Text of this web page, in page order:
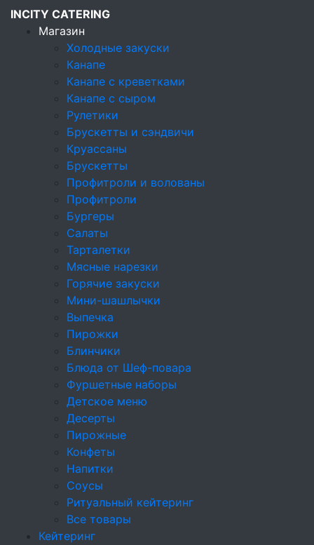
INCITY CATERING
Магазин
Холодные закуски
Канапе
Канапе с креветками
Канапе с сыром
Рулетики
Брускетты и сэндвичи
Круассаны
Брускетты
Профитроли и волованы
Профитроли
Бургеры
Салаты
Тарталетки
Мясные нарезки
Горячие закуски
Мини-шашлычки
Выпечка
Пирожки
Блинчики
Блюда от Шеф-повара
Фуршетные наборы
Детское меню
Десерты
Пирожные
Конфеты
Напитки
Соусы
Ритуальный кейтеринг
Все товары
Кейтеринг
Кейтеринговая компания
Холодные закуски
Тарталетки
Тарталетки
Холодные закуски
Канапе с креветками
Канапе с сыром
Рулетики
Брускетты и сэндвичи
Круассаны
Брускетты
Профитроли и волованы
Профитроли
Бургеры
Тарталетки